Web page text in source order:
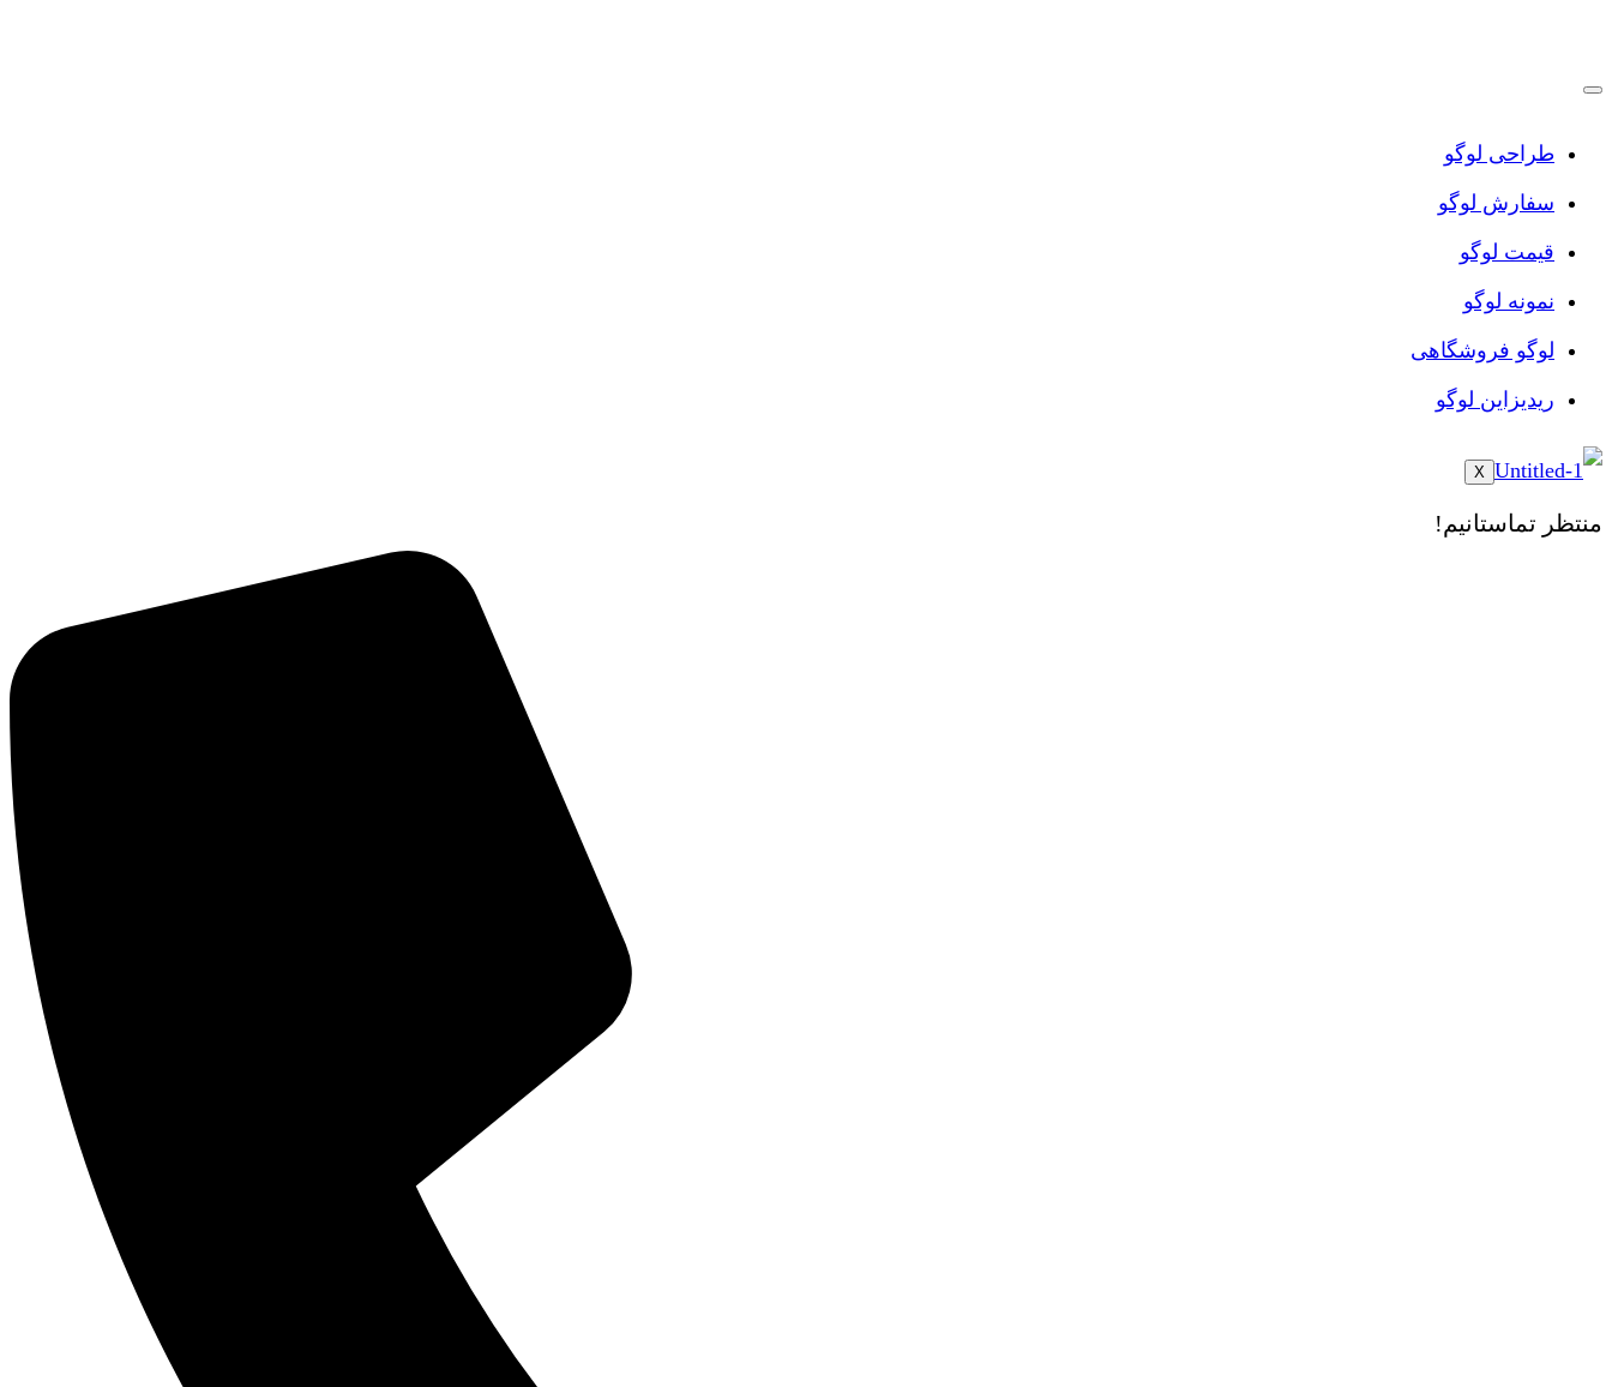
طراحی لوگو
سفارش لوگو
قیمت لوگو
نمونه لوگو
لوگو فروشگاهی
ریدیزاین لوگو
X
منتظر تماستانیم!